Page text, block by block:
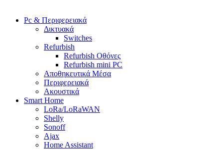
Pc & Περιφερειακά
Δικτυακά
Switches
Refurbish
Refurbish Οθόνες
Refurbish mini PC
Αποθηκευτικά Μέσα
Περιφερειακά
Ακουστικά
Smart Home
LoRa/LoRaWAN
Shelly
Sonoff
Ajax
Home Assistant